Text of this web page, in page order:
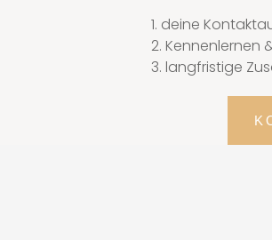
1. deine
2. Kennenlernen
3. langfristige